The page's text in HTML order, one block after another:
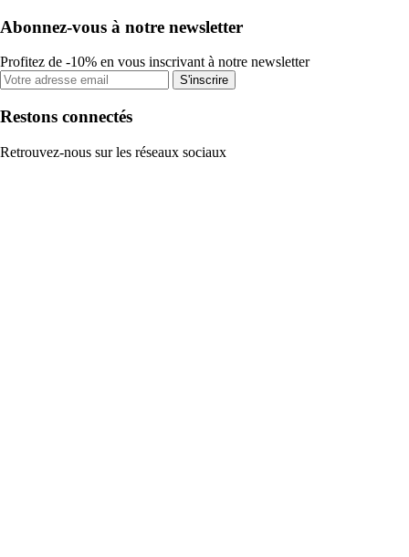
Abonnez-vous à notre newsletter
Profitez de -10% en vous inscrivant à notre newsletter
S'inscrire
Restons connectés
Retrouvez-nous sur les réseaux sociaux